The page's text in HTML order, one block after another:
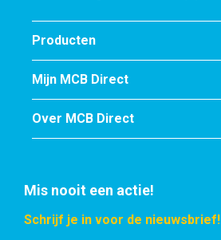
Producten
Mijn MCB Direct
Over MCB Direct
Mis nooit een actie!
Schrijf je in voor de nieuwsbrief!